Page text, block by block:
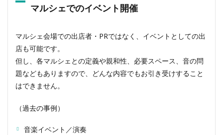
マルシェでのイベント開催
マルシェ会場での出店者・PRではなく、イベントとしての出
店も可能です。
但し、各マルシェとの定義や親和性、必要スペース、音の問
題などもありますので、どんな内容でもお引き受けすること
はできません。
（過去の事例）
音楽イベント／演奏